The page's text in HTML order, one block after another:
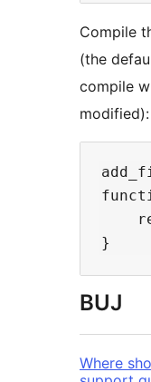
Compile
(the
compile
modified):
BUJ
Where